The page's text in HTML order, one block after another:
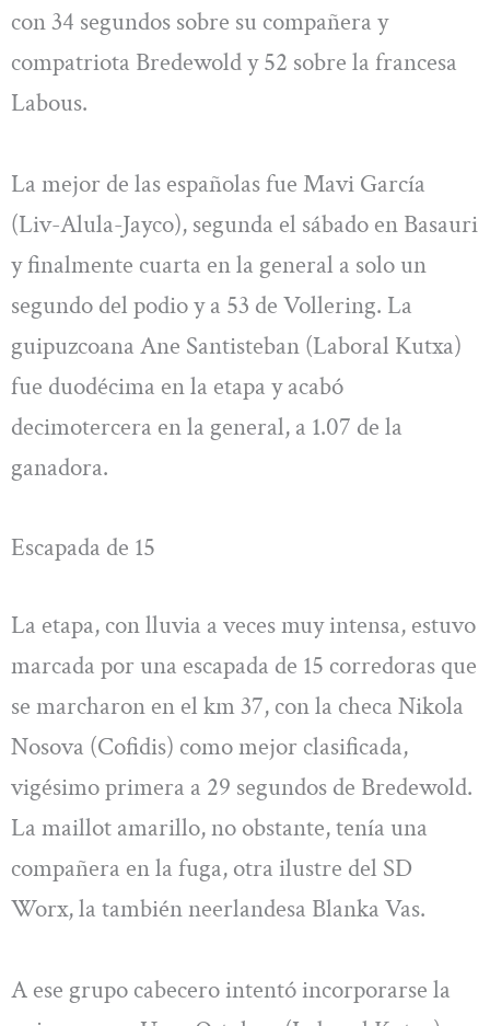
con 34 segundos sobre su compañera y
compatriota Bredewold y 52 sobre la francesa
Labous.
La mejor de las españolas fue Mavi García
(Liv-Alula-Jayco), segunda el sábado en Basauri
y finalmente cuarta en la general a solo un
segundo del podio y a 53 de Vollering. La
guipuzcoana Ane Santisteban (Laboral Kutxa)
fue duodécima en la etapa y acabó
decimotercera en la general, a 1.07 de la
ganadora.
Escapada de 15
La etapa, con lluvia a veces muy intensa, estuvo
marcada por una escapada de 15 corredoras que
se marcharon en el km 37, con la checa Nikola
Nosova (Cofidis) como mejor clasificada,
vigésimo primera a 29 segundos de Bredewold.
La maillot amarillo, no obstante, tenía una
compañera en la fuga, otra ilustre del SD
Worx, la también neerlandesa Blanka Vas.
A ese grupo cabecero intentó incorporarse la